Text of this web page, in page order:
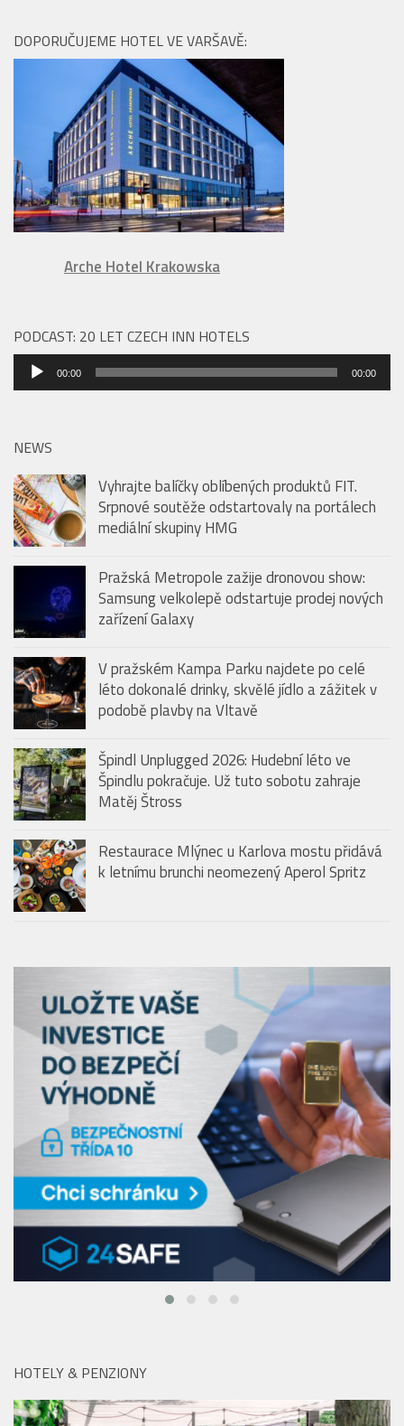
DOPORUČUJEME HOTEL VE VARŠAVĚ:
Arche Hotel Krakowska
PODCAST: 20 LET CZECH INN HOTELS
Audio
přehrávač
00:00 00:00
NEWS
Vyhrajte balíčky oblíbených produktů FIT.
Srpnové soutěže odstartovaly na portálech
mediální skupiny HMG
Pražská Metropole zažije dronovou show:
Samsung velkolepě odstartuje prodej nových
zařízení Galaxy
V pražském Kampa Parku najdete po celé
léto dokonalé drinky, skvělé jídlo a zážitek v
podobě plavby na Vltavě
Špindl Unplugged 2026: Hudební léto ve
Špindlu pokračuje. Už tuto sobotu zahraje
Matěj Štross
Restaurace Mlýnec u Karlova mostu přidává
k letnímu brunchi neomezený Aperol Spritz
HOTELY & PENZIONY